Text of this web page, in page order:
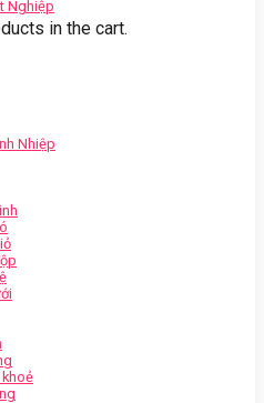
in the cart.
Nghiệp
Nhiệp
khoẻ